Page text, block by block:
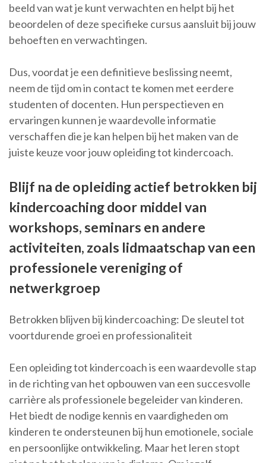
beeld van wat je kunt verwachten en helpt bij het
beoordelen of deze specifieke cursus aansluit bij jouw
behoeften en verwachtingen.
Dus, voordat je een definitieve beslissing neemt,
neem de tijd om in contact te komen met eerdere
studenten of docenten. Hun perspectieven en
ervaringen kunnen je waardevolle informatie
verschaffen die je kan helpen bij het maken van de
juiste keuze voor jouw opleiding tot kindercoach.
Blijf na de opleiding actief betrokken bij
kindercoaching door middel van
workshops, seminars en andere
activiteiten, zoals lidmaatschap van een
professionele vereniging of
netwerkgroep
Betrokken blijven bij kindercoaching: De sleutel tot
voortdurende groei en professionaliteit
Een opleiding tot kindercoach is een waardevolle stap
in de richting van het opbouwen van een succesvolle
carrière als professionele begeleider van kinderen.
Het biedt de nodige kennis en vaardigheden om
kinderen te ondersteunen bij hun emotionele, sociale
en persoonlijke ontwikkeling. Maar het leren stopt